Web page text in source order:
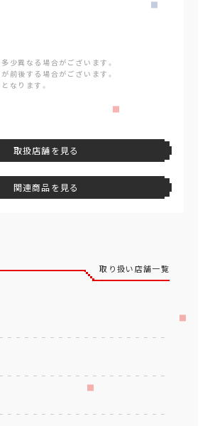
少異なる場合がございます。
前後する場合がございます。
なります。
取扱店舗を見る
関連商品を見る
取り扱い店舗一覧